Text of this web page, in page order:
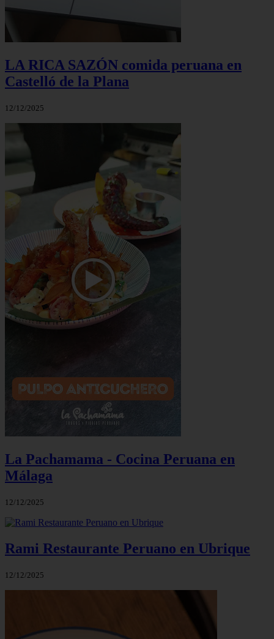
LA RICA SAZÓN comida peruana en
Castelló de la Plana
12/12/2025
La Pachamama - Cocina Peruana en
Málaga
12/12/2025
Rami Restaurante Peruano en Ubrique
12/12/2025